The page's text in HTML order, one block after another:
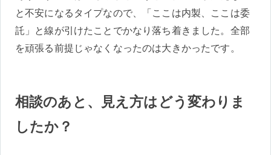
と不安になるタイプなので、「ここは内製、ここは委
託」と線が引けたことでかなり落ち着きました。全部
を頑張る前提じゃなくなったのは大きかったです。
相談のあと、見え方はどう変わりま
したか？